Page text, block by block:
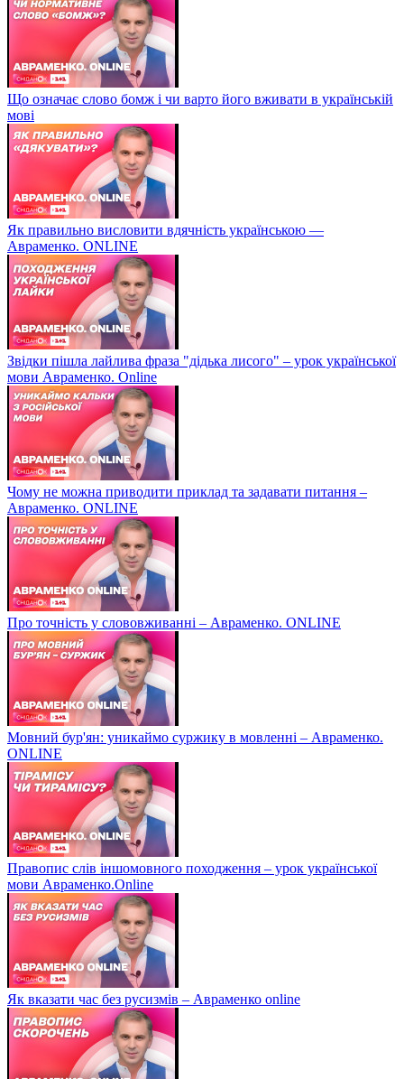
Що означає слово бомж і чи варто його вживати в українській
мові
Як правильно висловити вдячність українською —
Авраменко. ONLINE
Звідки пішла лайлива фраза "дідька лисого" – урок української
мови Авраменко. Online
Чому не можна приводити приклад та задавати питання –
Авраменко. ONLINE
Про точність у слововживанні – Авраменко. ONLINE
Мовний бур'ян: уникаймо суржику в мовленні – Авраменко.
ONLINE
Правопис слів іншомовного походження – урок української
мови Авраменко.Online
Як вказати час без русизмів – Авраменко online